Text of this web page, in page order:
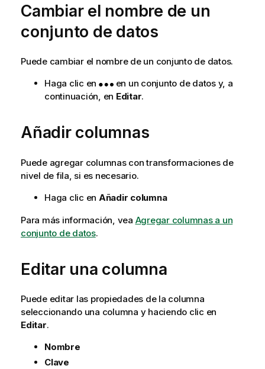
Cambiar el nombre de un
conjunto de datos
Puede cambiar el nombre de un conjunto de datos.
Haga clic en
en un conjunto de datos y, a
continuación, en Editar.
Añadir columnas
Puede agregar columnas con transformaciones de
nivel de fila, si es necesario.
Haga clic en Añadir columna
Para más información, vea Agregar columnas a un
conjunto de datos.
Editar una columna
Puede editar las propiedades de la columna
seleccionando una columna y haciendo clic en
Editar.
Nombre
Clave